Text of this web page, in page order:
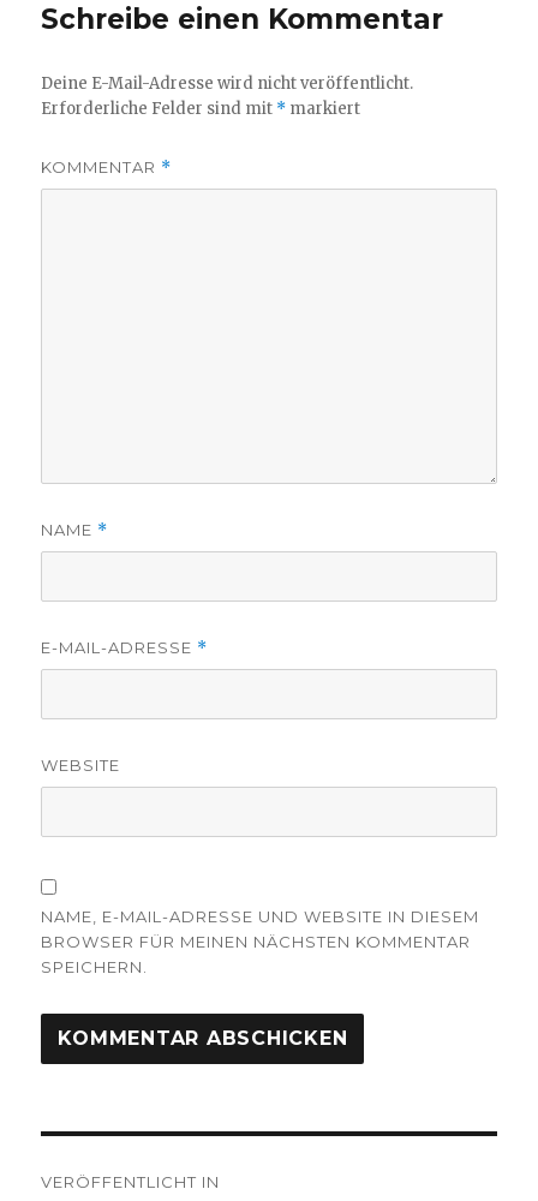
Schreibe einen Kommentar
Deine E-Mail-Adresse wird nicht veröffentlicht.
Erforderliche Felder sind mit * markiert
KOMMENTAR *
NAME *
E-MAIL-ADRESSE *
WEBSITE
NAME, E-MAIL-ADRESSE UND WEBSITE IN DIESEM
BROWSER FÜR MEINEN NÄCHSTEN KOMMENTAR
SPEICHERN.
VERÖFFENTLICHT IN